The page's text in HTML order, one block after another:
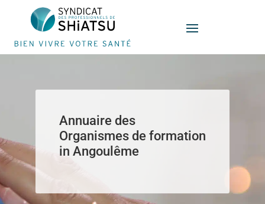
Annuaire des
Organismes de formation
in Angoulême
Panneau de gestion des cookies